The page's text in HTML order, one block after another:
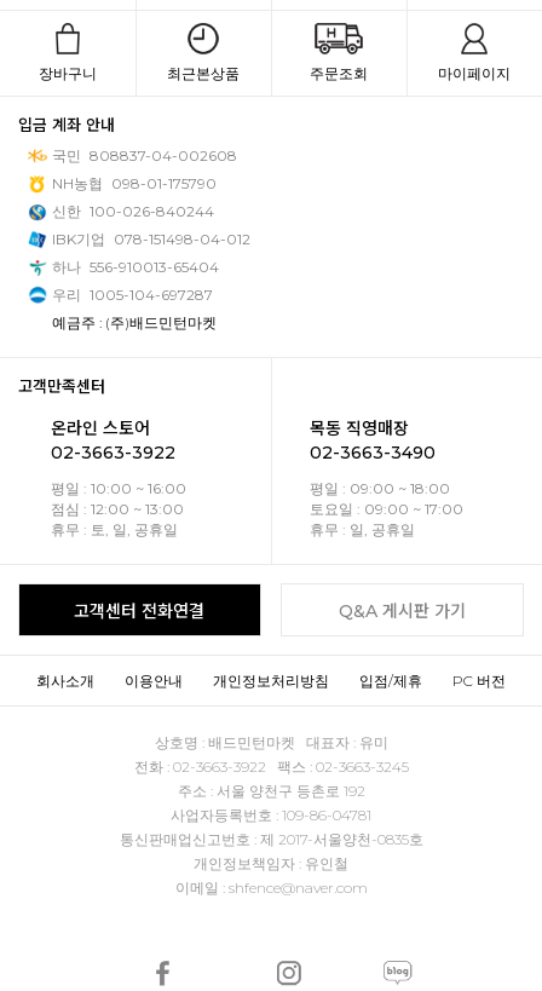
장바구니 최근본상품 주문조회 마이페이지
입금 계좌 안내
국민 808837-04-002608
NH농협
098-01-175790
신한 100-026-840244
IBK기업
078-151498-04-012
하나 556-910013-65404
우리 1005-104-697287
예금주 : (주)배드민턴마켓
고객만족센터
온라인 스토어
02-3663-3922
평일 : 10:00 ~ 16:00
점심 : 12:00 ~ 13:00
휴무 : 토, 일, 공휴일
목동 직영매장
02-3663-3490
평일 : 09:00 ~ 18:00
토요일 : 09:00 ~ 17:00
휴무 : 일, 공휴일
고객센터 전화연결 Q&A 게시판 가기
회사소개 이용안내 개인정보처리방침 입점/제휴 PC 버전
상호명 : 배드민턴마켓 대표자 : 유미
전화 : 02-3663-3922 팩스 : 02-3663-3245
주소 : 서울 양천구 등촌로 192
사업자등록번호 : 109-86-04781
통신판매업신고번호 : 제 2017-서울양천-0835호
개인정보책임자 : 유인철
이메일 : shfence@naver.com